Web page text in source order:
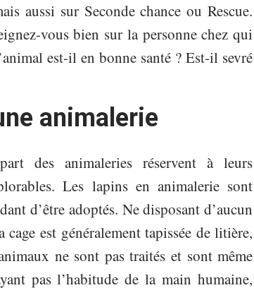
aussi sur Seconde chance ou Rescue.
vous bien sur la personne chez qui
est-il en bonne santé ? Est-il sevré
animalerie
des animaleries réservent à leurs
Les lapins en animalerie sont
d’être adoptés. Ne disposant d’aucun
est généralement tapissée de litière,
ne sont pas traités et sont même
pas l’habitude de la main humaine,